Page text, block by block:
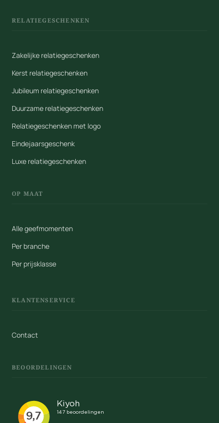
RELATIEGESCHENKEN
Zakelijke relatiegeschenken
Kerst relatiegeschenken
Jubileum relatiegeschenken
Duurzame relatiegeschenken
Relatiegeschenken met logo
Eindejaarsgeschenk
Luxe relatiegeschenken
OP MAAT
Alle geefmomenten
Per branche
Per prijsklasse
KLANTENSERVICE
Contact
BEOORDELINGEN